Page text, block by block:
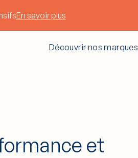
En savoir plus
Découvrir nos marques
et